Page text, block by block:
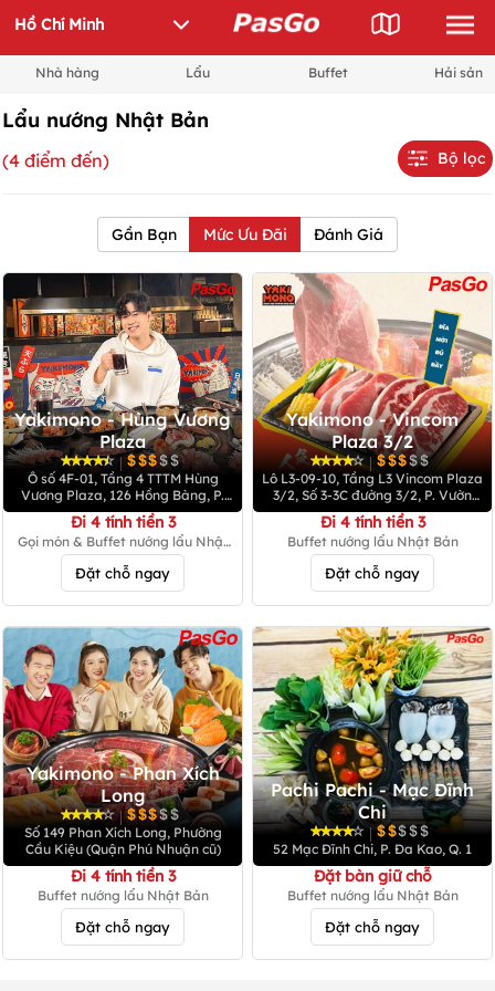
Nhà hàng Lẩu Buffet Hải sản
Lẩu nướng Nhật Bản
(4 điểm đến) Bộ lọc
Gần Bạn Mức Ưu Đãi Đánh Giá
Yakimono - Hùng Vương
Plaza
|
Ô số 4F-01, Tầng 4 TTTM Hùng
Vương Plaza, 126 Hồng Bàng, P.
Chợ Lớn (Quận 5 cũ)
Đi 4 tính tiền 3
Gọi món & Buffet nướng lẩu Nhật
Đặt chỗ ngay
Yakimono - Vincom
Plaza 3/2
|
Lô L3-09-10, Tầng L3 Vincom Plaza
3/2, Số 3-3C đường 3/2, P. Vườn
Lài
Đi 4 tính tiền 3
Buffet nướng lẩu Nhật Bản
Đặt chỗ ngay
Yakimono - Phan Xích
Long
|
Số 149 Phan Xích Long, Phường
Cầu Kiệu (Quận Phú Nhuận cũ)
Đi 4 tính tiền 3
Buffet nướng lẩu Nhật Bản
Đặt chỗ ngay
Pachi Pachi - Mạc Đĩnh
Chi
|
52 Mạc Đĩnh Chi, P. Đa Kao, Q. 1
Đặt bàn giữ chỗ
Buffet nướng lẩu Nhật Bản
Đặt chỗ ngay